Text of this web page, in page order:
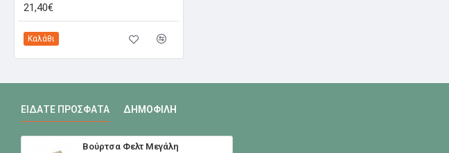
21,40€
Καλάθι
ΕΊΔΑΤΕ ΠΡΌΣΦΑΤΑ ΔΗΜΟΦΙΛΉ
Βούρτσα Φελτ Μεγάλη